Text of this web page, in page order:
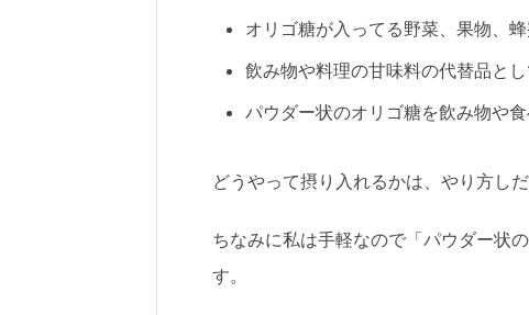
オリゴ糖が入ってる野菜、果物、
飲み物や料理の甘味料の代替品と
パウダー状のオリゴ糖を飲み物や
どうやって摂り入れるかは、やり方し
ちなみに私は手軽なので「パウダー状
す。